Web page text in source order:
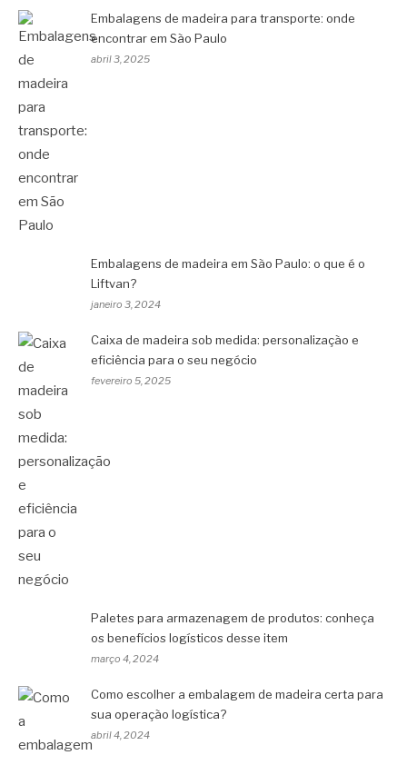
Embalagens de madeira para transporte: onde
encontrar em São Paulo
abril 3, 2025
Embalagens de madeira em São Paulo: o que é o
Liftvan?
janeiro 3, 2024
Caixa de madeira sob medida: personalização e
eficiência para o seu negócio
fevereiro 5, 2025
Paletes para armazenagem de produtos: conheça
os benefícios logísticos desse item
março 4, 2024
Como escolher a embalagem de madeira certa para
sua operação logística?
abril 4, 2024